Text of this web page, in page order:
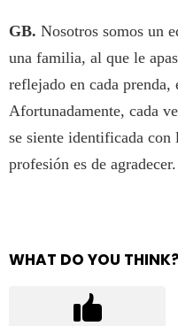
GB. Nosotros somos un
una familia, al que le
reflejado en cada
Afortunadamente, cada
se siente identificada con
profesión es de agradecer.
WHAT DO YOU THINK?